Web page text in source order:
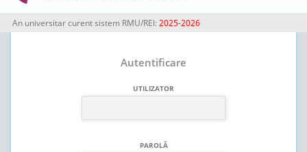
An universitar curent sistem RMU/REI: 2025-2026
Autentificare
UTILIZATOR
PAROLĂ